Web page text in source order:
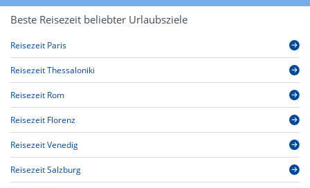
Beste Reisezeit beliebter Urlaubsziele
Reisezeit Paris
Reisezeit Thessaloniki
Reisezeit Rom
Reisezeit Florenz
Reisezeit Venedig
Reisezeit Salzburg